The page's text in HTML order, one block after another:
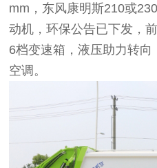
mm，东风康明斯210或
动机，环保公告已下发，
6档变速箱，液压助力转
空调。